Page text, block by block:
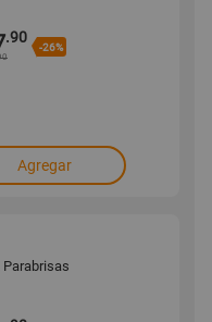
.90
-26%
Agregar